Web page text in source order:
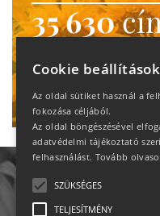
35 630
heti
Ne
Cookie beállítások
Az oldal sütiket használ a
fokozása céljából.
Az oldal böngészésével
adatvédelmi tájékoztató
felhasználást. Tovább
SZÜKSÉGES
TELJESÍTMÉNY